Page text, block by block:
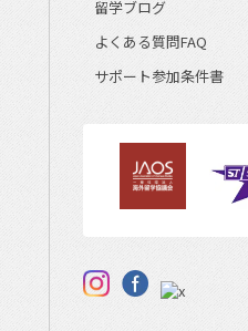
留学ブログ
よくある質問FAQ
サポート参加条件書